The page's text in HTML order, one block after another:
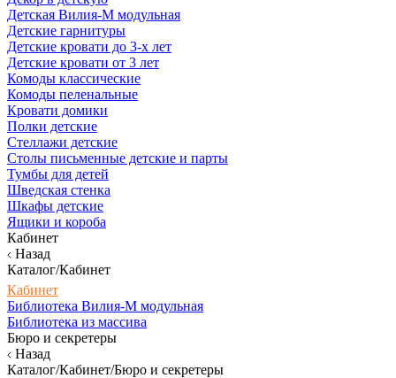
Детская Вилия-М модульная
Детские гарнитуры
Детские кровати до 3-х лет
Детские кровати от 3 лет
Комоды классические
Комоды пеленальные
Кровати домики
Полки детские
Стеллажи детские
Столы письменные детские и парты
Тумбы для детей
Шведская стенка
Шкафы детские
Ящики и короба
Кабинет
Назад
Каталог/Кабинет
Кабинет
Библиотека Вилия-М модульная
Библиотека из массива
Бюро и секретеры
Назад
Каталог/Кабинет/Бюро и секретеры